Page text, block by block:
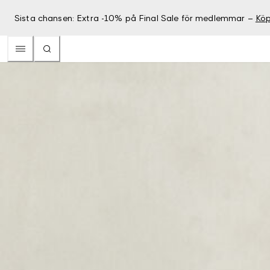
Sista chansen: Extra -10% på Final Sale för medlemmar –